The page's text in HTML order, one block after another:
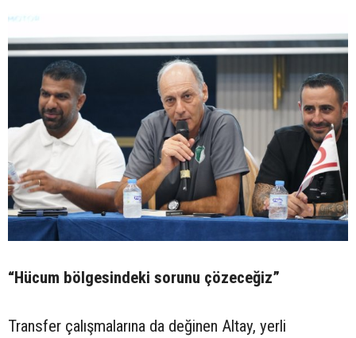
“Hücum bölgesindeki sorunu çözeceğiz”
Transfer çalışmalarına da değinen Altay, yerli